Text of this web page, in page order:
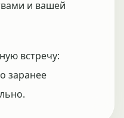
и вашей
встречу:
заранее